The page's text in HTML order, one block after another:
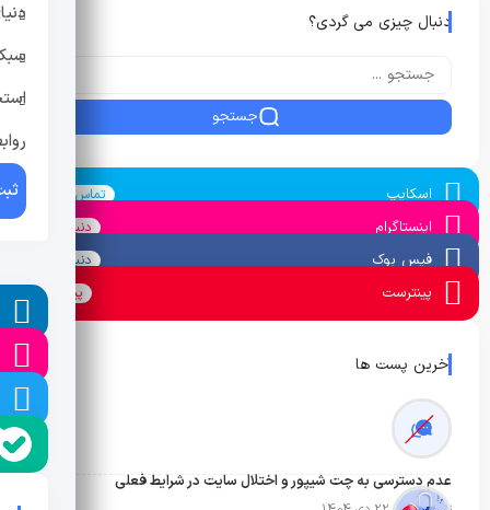
دنبال چیزی می گردی؟
جستجو
اسکایپ تماس بگیرید
اینستاگرام دنبال کنید
فیس بوک دنبال کنید
پینترست پین کنید
آخرین پست ها
عدم دسترسی به چت شیپور و اختلال سایت در شرایط فعلی